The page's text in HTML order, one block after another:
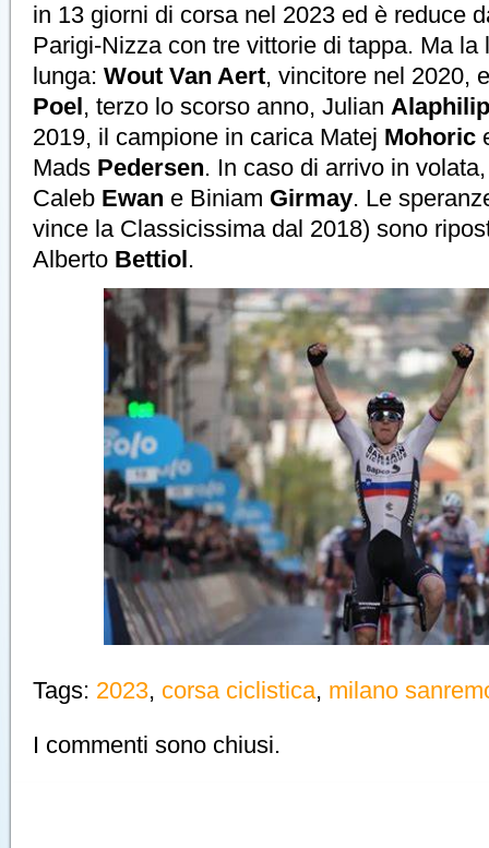
in 13 giorni di corsa nel 2023 ed è reduce
Parigi-Nizza con tre vittorie di tappa. Ma la
lunga: Wout Van Aert, vincitore nel 2020,
Poel, terzo lo scorso anno, Julian
2019, il campione in carica Matej Mohoric
Mads Pedersen. In caso di arrivo in
Caleb Ewan e Biniam Girmay. Le
vince la Classicissima dal 2018) sono
Alberto Bettiol.
Tags: 2023, corsa ciclistica, milano
I commenti sono chiusi.